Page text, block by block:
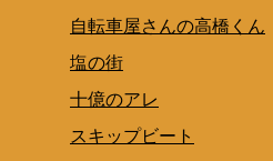
自転車屋さんの高橋くん
塩の街
十億のアレ
スキップビート